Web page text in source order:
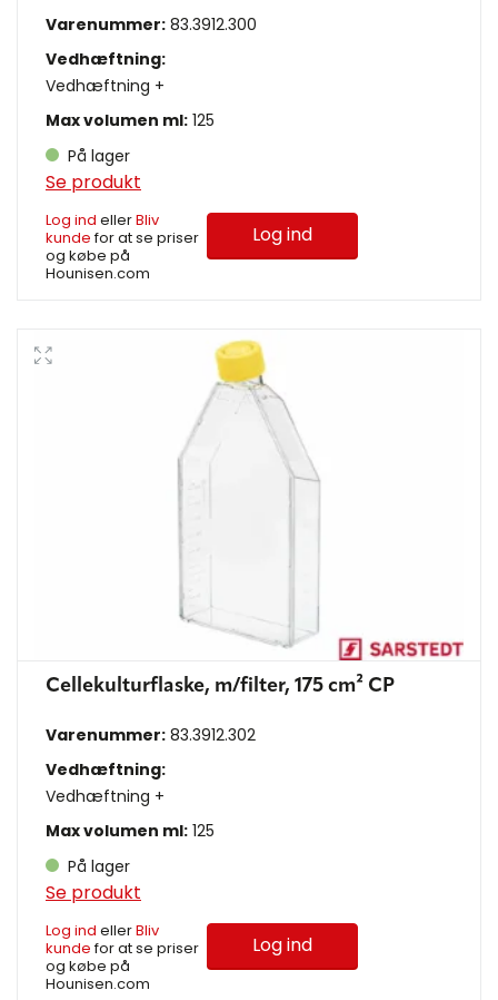
Varenummer: 83.3912.300
Vedhæftning:
Vedhæftning +
Max volumen ml: 125
På lager
Se produkt
Log ind ellerBliv
kundefor at se priser
og købe på
Hounisen.com
Log ind
Cellekulturflaske, m/filter, 175 cm² CP
Varenummer: 83.3912.302
Vedhæftning:
Vedhæftning +
Max volumen ml: 125
På lager
Se produkt
Log ind ellerBliv
kundefor at se priser
og købe på
Hounisen.com
Log ind